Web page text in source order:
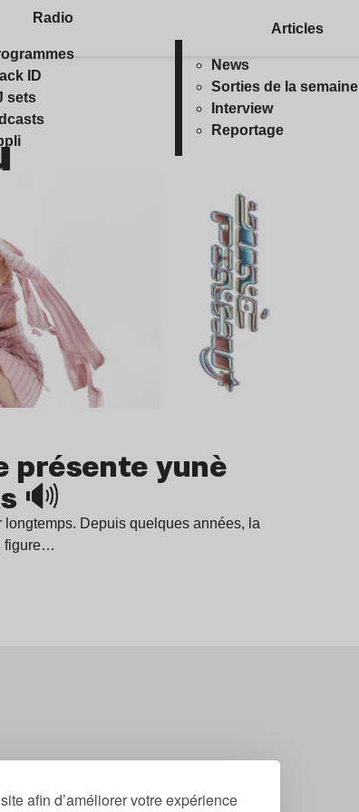
afin d’améliorer votre expérience
Radio
ID
sets
Articles
News
Sorties de la semaine
Interview
Reportage
présente yunè
🔊
Depuis quelques années, la
figure…